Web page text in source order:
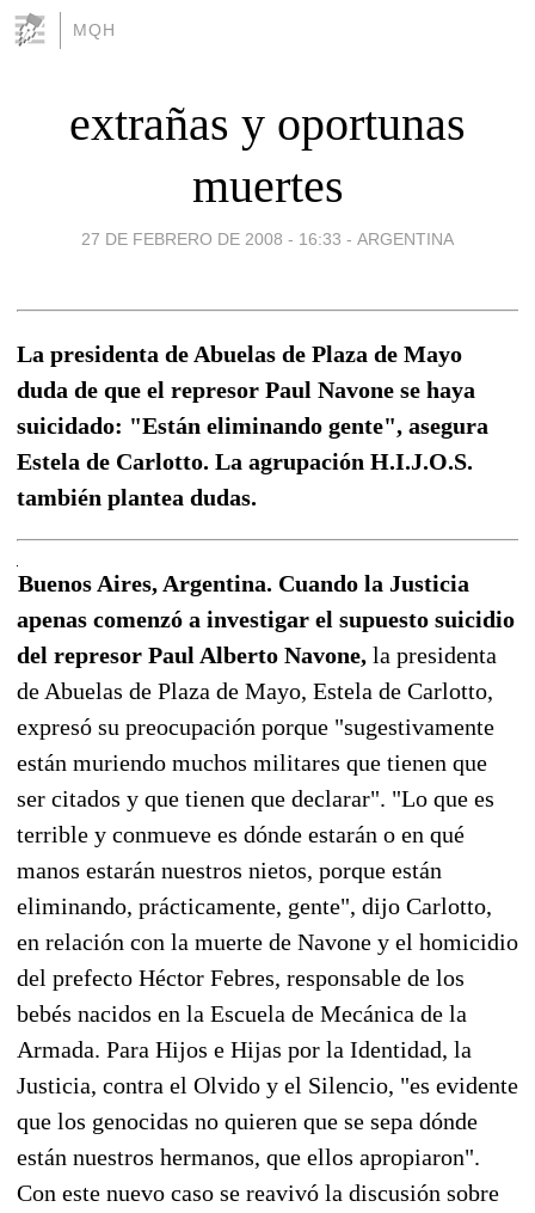
MQH
extrañas y oportunas
muertes
27 DE FEBRERO DE 2008 - 16:33 - ARGENTINA
La presidenta de Abuelas de Plaza de Mayo
duda de que el represor Paul Navone se haya
suicidado: "Están eliminando gente", asegura
Estela de Carlotto. La agrupación H.I.J.O.S.
también plantea dudas.
Buenos Aires, Argentina. Cuando la Justicia
apenas comenzó a investigar el supuesto suicidio
del represor Paul Alberto Navone, la presidenta
de Abuelas de Plaza de Mayo, Estela de Carlotto,
expresó su preocupación porque "sugestivamente
están muriendo muchos militares que tienen que
ser citados y que tienen que declarar". "Lo que es
terrible y conmueve es dónde estarán o en qué
manos estarán nuestros nietos, porque están
eliminando, prácticamente, gente", dijo Carlotto,
en relación con la muerte de Navone y el homicidio
del prefecto Héctor Febres, responsable de los
bebés nacidos en la Escuela de Mecánica de la
Armada. Para Hijos e Hijas por la Identidad, la
Justicia, contra el Olvido y el Silencio, "es evidente
que los genocidas no quieren que se sepa dónde
están nuestros hermanos, que ellos apropiaron".
Con este nuevo caso se reavivó la discusión sobre